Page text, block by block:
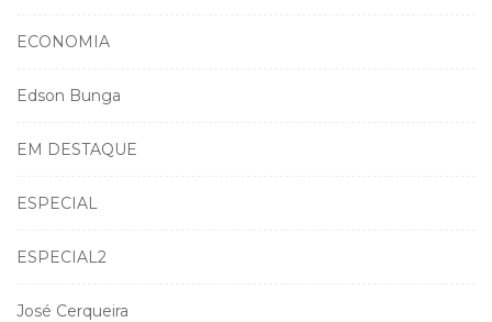
ECONOMIA
Edson Bunga
EM DESTAQUE
ESPECIAL
ESPECIAL2
José Cerqueira